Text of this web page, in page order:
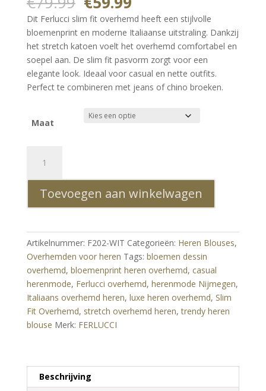
gebaseerd
klantbeoorde
ling
prijs
was:
€79.99.
prijs
is:
€59.99.
Dit Ferlucci slim fit overhemd heeft een stijlvolle
bloemenprint en moderne Italiaanse uitstraling. Dankzij
het stretch katoen voelt het overhemd comfortabel en
soepel aan. De slim fit pasvorm zorgt voor een
elegante look. Ideaal voor casual en nette outfits.
Perfect te combineren met jeans of chino broeken.
Maat
Bloemenprint
Heren
Overhemd
Wit
Fit
aantal
Toevoegen aan winkelwagen
Artikelnummer: F202-WIT Categorieën: Heren Blouses,
Overhemden voor heren Tags: bloemen dessin
overhemd, bloemenprint heren overhemd, casual
herenmode, Ferlucci overhemd, herenmode Nijmegen,
Italiaans overhemd heren, luxe heren overhemd, Slim
Fit Overhemd, stretch overhemd heren,trendy heren
blouse Merk: FERLUCCI
Beschrijving